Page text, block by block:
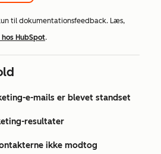
til dokumentationsfeedback. Læs,
HubSpot.
e-mails er blevet standset
resultater
ikke modtog